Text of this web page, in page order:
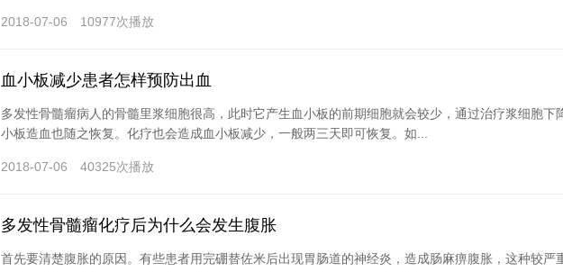
2018-07-06 10977次播放
血小板减少患者怎样预防出血
多发性骨髓瘤病人的骨髓里浆细胞很高，此时它产生血小板的前期细胞就会较少，通过治疗浆细胞下
小板造血也随之恢复。化疗也会造成血小板减少，一般两三天即可恢复。如...
2018-07-06 40325次播放
多发性骨髓瘤化疗后为什么会发生腹胀
首先要清楚腹胀的原因。有些患者用完硼替佐米后出现胃肠道的神经炎，造成肠麻痹腹胀，这种较严